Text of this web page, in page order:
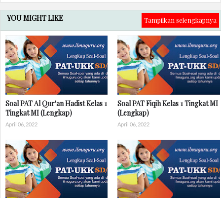
YOU MIGHT LIKE Tampilkan selengkapnya
Soal PAT Al Qur'an Hadist Kelas 1
Tingkat MI (Lengkap)
April 06, 2022
Soal PAT Fiqih Kelas 1 Tingkat MI
(Lengkap)
April 06, 2022